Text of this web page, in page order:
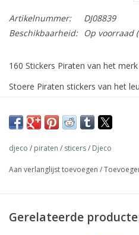
Artikelnummer:
DJ08839
Beschikbaarheid:
Op voorraad
160 Stickers Piraten van het
Stoere Piraten stickers van het
beloningsstickers.
Merk: Djeco
Leeftijd: vanaf 4 jaar
djeco / piraten / sticers/ Djeco
Aan verlanglijst toevoegen /
Gerelateerde